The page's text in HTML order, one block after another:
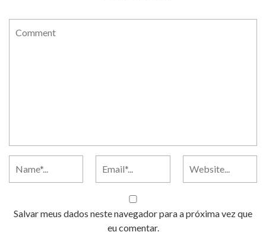
Salvar meus dados neste navegador para a próxima vez que
eu comentar.